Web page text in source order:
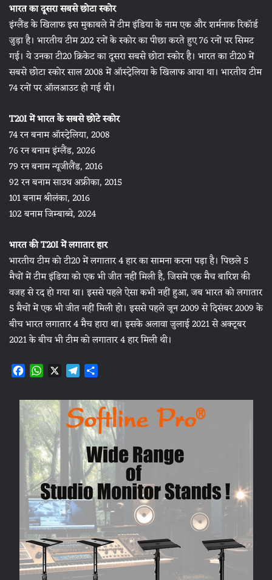
भारत का दूसरा सबसे छोटा स्कोर
इंग्लैंड के खिलाफ इस मुकाबले में टीम इंडिया के नाम एक और शर्मनाक रिकॉर्ड
जुड़ा है। भारतीय टीम 202 रनों के स्कोर का पीछा करते हुए 76 रनों पर सिमट
गई। ये उनका टी20 क्रिकेट का दूसरा सबसे छोटा स्कोर है। भारत का टी20 में
सबसे छोटा स्कोर साल 2008 में ऑस्ट्रेलिया के खिलाफ आया था। भारतीय टीम
74 रनों पर ऑलआउट हो गई थी।
T20I में भारत के सबसे छोटे स्कोर
74 रन बनाम ऑस्ट्रेलिया, 2008
76 रन बनाम इंग्लैंड, 2026
79 रन बनाम न्यूजीलैंड, 2016
92 रन बनाम साउथ अफ्रीका, 2015
101 बनाम श्रीलंका, 2016
102 बनाम जिम्बाब्वे, 2024
भारत की T20I में लगातार हार
भारतीय टीम को टी20 में लगातार 4 हार का सामना करना पड़ा है। पिछले 5
मैचों में टीम इंडिया को एक भी जीत नहीं मिली है, जिसमें एक मैच बारिश की
वजह से रद हो गया था। इससे पहले ऐसा कभी नहीं हुआ, जब भारत को लगातार
5 मैचों में एक भी जीत नहीं मिली हो। इससे पहले जून 2009 से दिसंबर 2009 के
बीच भारत लगातार 4 मैच हारा था। इसके अलावा जुलाई 2021 से अक्टूबर
2021 के बीच भी टीम को लगातार 4 हार मिली थी।
F
c
e
b
o
o
k
W
a
t
s
A
p
p
X T
l
e
g
r
a
m
a
r
e